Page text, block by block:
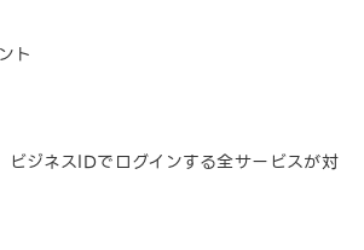
ト
ジネスIDでログインする全サービスが対